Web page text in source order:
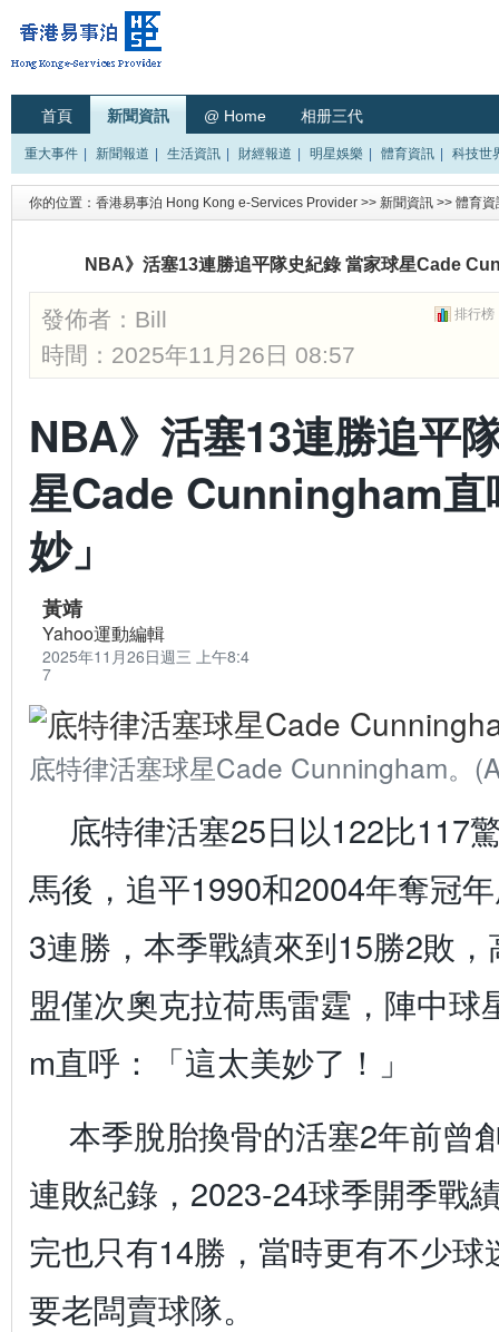
首頁 新聞資訊 @ Home 相册三代
重大事件 新聞報道 生活資訊 財經報道 明星娛樂 體育資訊 科技世
你的位置： 香港易事泊 Hong Kong e-Services Provider >> 新聞資訊 >> 體育資
NBA》活塞13連勝追平隊史紀錄 當家球星Cade
排行榜
發佈者： Bill
時間：2025年11月26日 08:57
NBA》活塞13連勝追平
星Cade Cunningham直
妙」
黃靖
Yahoo運動編輯
2025年11月26日週三 上午8:4
7
底特律活塞球星Cade Cunningham。
底特律活塞25日以122比117
馬後，追平1990和2004年奪冠
3連勝，本季戰績來到15勝2敗
盟僅次奧克拉荷馬雷霆，陣中球
m直呼：「這太美妙了！」
本季脫胎換骨的活塞2年前曾
連敗紀錄，2023-24球季開季戰
完也只有14勝，當時更有不少
要老闆賣球隊。